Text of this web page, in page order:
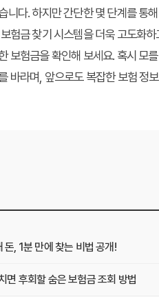
다. 하지만 간단한 몇 단계를 통
험금 찾기 시스템을 더욱 고도화
보험금을 확인해 보세요. 혹시 모
바라며, 앞으로도 복잡한 보험 정
, 1분 만에 찾는 비법 공개!
후회할 숨은 보험금 조회 방법